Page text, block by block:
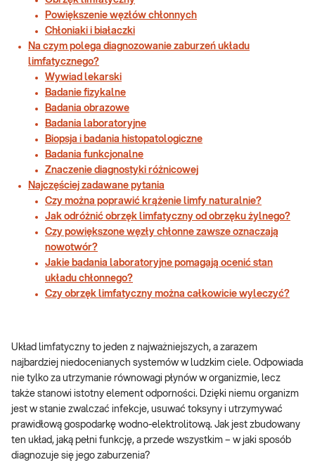
Powiększenie węzłów chłonnych
Chłoniaki i białaczki
Na czym polega diagnozowanie zaburzeń układu
limfatycznego?
Wywiad lekarski
Badanie fizykalne
Badania obrazowe
Badania laboratoryjne
Biopsja i badania histopatologiczne
Badania funkcjonalne
Znaczenie diagnostyki różnicowej
Najczęściej zadawane pytania
Czy można poprawić krążenie limfy naturalnie?
Jak odróżnić obrzęk limfatyczny od obrzęku żylnego?
Czy powiększone węzły chłonne zawsze oznaczają
nowotwór?
Jakie badania laboratoryjne pomagają ocenić stan
układu chłonnego?
Czy obrzęk limfatyczny można całkowicie wyleczyć?
Układ limfatyczny to jeden z najważniejszych, a zarazem
najbardziej niedocenianych systemów w ludzkim ciele. Odpowiada
nie tylko za utrzymanie równowagi płynów w organizmie, lecz
także stanowi istotny element odporności. Dzięki niemu organizm
jest w stanie zwalczać infekcje, usuwać toksyny i utrzymywać
prawidłową gospodarkę wodno-elektrolitową. Jak jest zbudowany
ten układ, jaką pełni funkcję, a przede wszystkim – w jaki sposób
diagnozuje się jego zaburzenia?